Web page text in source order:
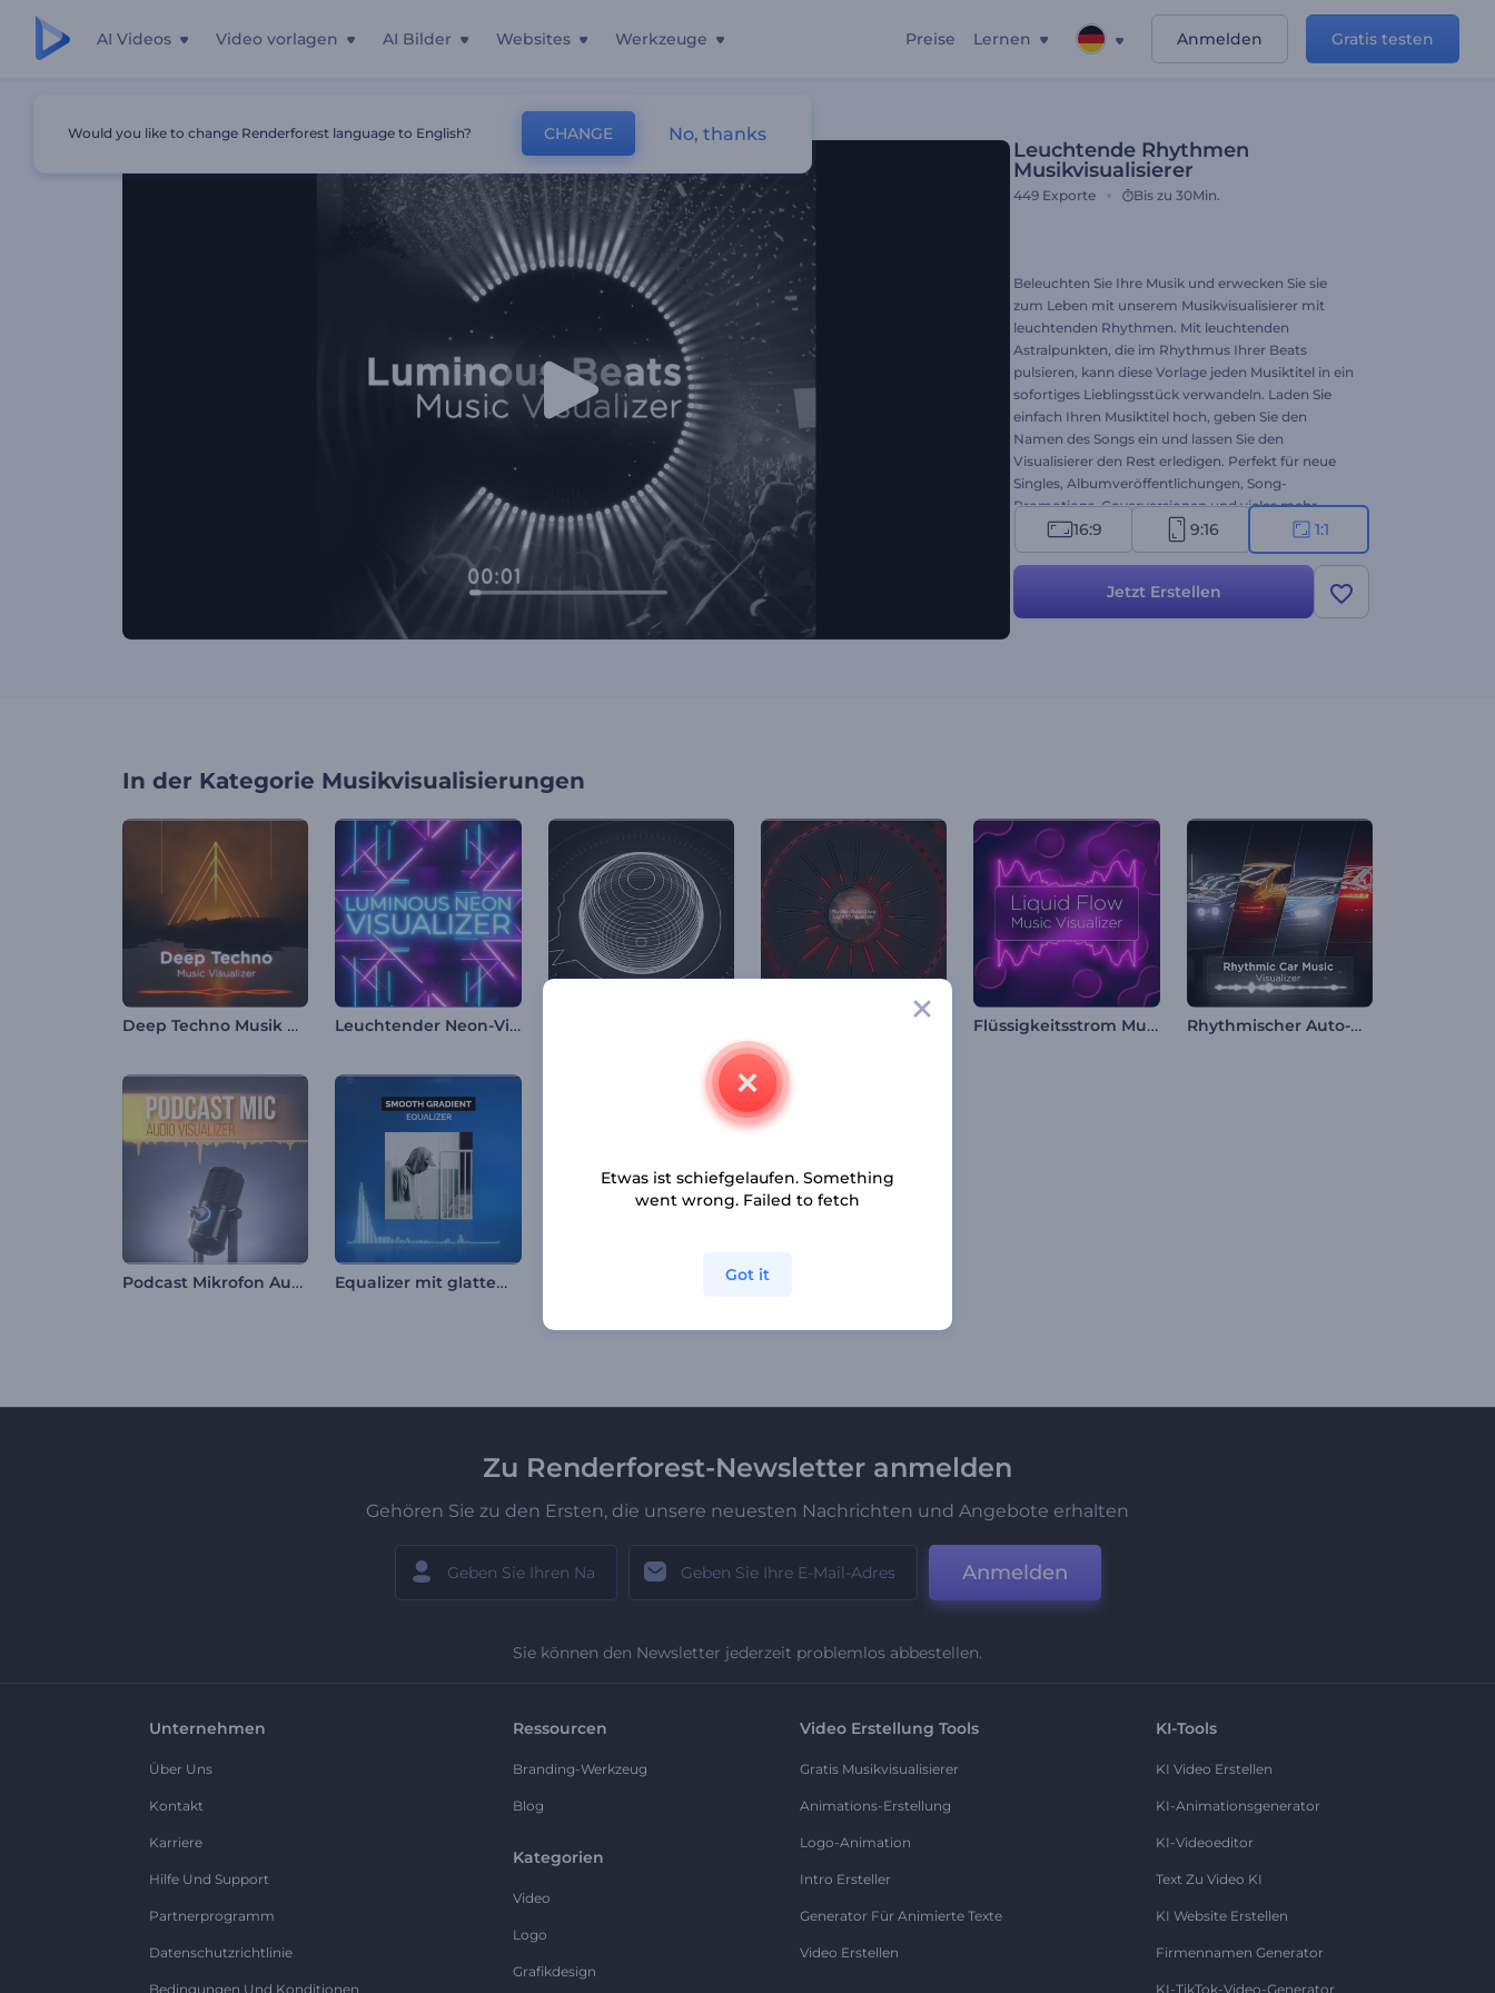
AI Videos Video vorlagen AI Bilder Websites Werkzeuge Preise Lernen Anmelden Gratis testen
Leuchtende Rhythmen Musikvisualisierer
Leuchtende Rhythmen
Musikvisualisierer
449 Exporte Bis zu 30Min.
Beleuchten Sie Ihre Musik und erwecken Sie sie
zum Leben mit unserem Musikvisualisierer mit
leuchtenden Rhythmen. Mit leuchtenden
Astralpunkten, die im Rhythmus Ihrer Beats
pulsieren, kann diese Vorlage jeden Musiktitel in ein
sofortiges Lieblingsstück verwandeln. Laden Sie
einfach Ihren Musiktitel hoch, geben Sie den
Namen des Songs ein und lassen Sie den
Visualisierer den Rest erledigen. Perfekt für neue
Singles, Albumveröffentlichungen, Song-
Promotions, Coverversionen und vieles mehr.
Erstellen Sie jetzt und machen Sie Ihre Musik
unvergesslich!
16:9 9:16 1:1
Jetzt Erstellen
In der Kategorie Musikvisualisierungen
Deep Techno Musik Visualizer Leuchtender Neon-Visualisierer Flüssigkeitsstrom Musik-Visualisierer Rhythmischer Auto-Musik-Visualisierer
Podcast Mikrofon Audiovisualisierung Equalizer mit glattem Farbverlauf Visualiseur de musique - Fusion cosmique
Zu Renderforest-Newsletter anmelden
Gehören Sie zu den Ersten, die unsere neuesten Nachrichten und Angebote erhalten
Anmelden
Sie können den Newsletter jederzeit problemlos abbestellen.
Unternehmen
Über Uns
Kontakt
Karriere
Hilfe Und Support
Partnerprogramm
Datenschutzrichtlinie
Bedingungen Und Konditionen
Ressourcen
Branding-Werkzeug
Blog
Kategorien
Video
Logo
Grafikdesign
Video Erstellung Tools
Gratis Musikvisualisierer
Animations-Erstellung
Logo-Animation
Intro Ersteller
Generator Für Animierte Texte
Video Erstellen
KI-Tools
KI Video Erstellen
KI-Animationsgenerator
KI-Videoeditor
Text Zu Video KI
KI Website Erstellen
Firmennamen Generator
KI-TikTok-Video-Generator
Would you like to change Renderforest language to English? CHANGE No, thanks
Etwas ist schiefgelaufen. Something
went wrong. Failed to fetch
Got it